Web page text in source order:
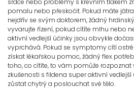
pomalu nebo přeskočit. Pokud máte
nejdřív se svým doktorem, žádný
vyvarujte řízení, pokud cítíte mlhu nebo
aktivní vedlejší účinky jsou obvykle
vyprchává. Pokud se symptomy cítí
získat lékařskou pomoc, žádný flex
toho, co cítíte, to vám pomůže rozpoznat
zkušenosti s fildena super aktivní
zůstat chytrý a poslouchat své tělo.